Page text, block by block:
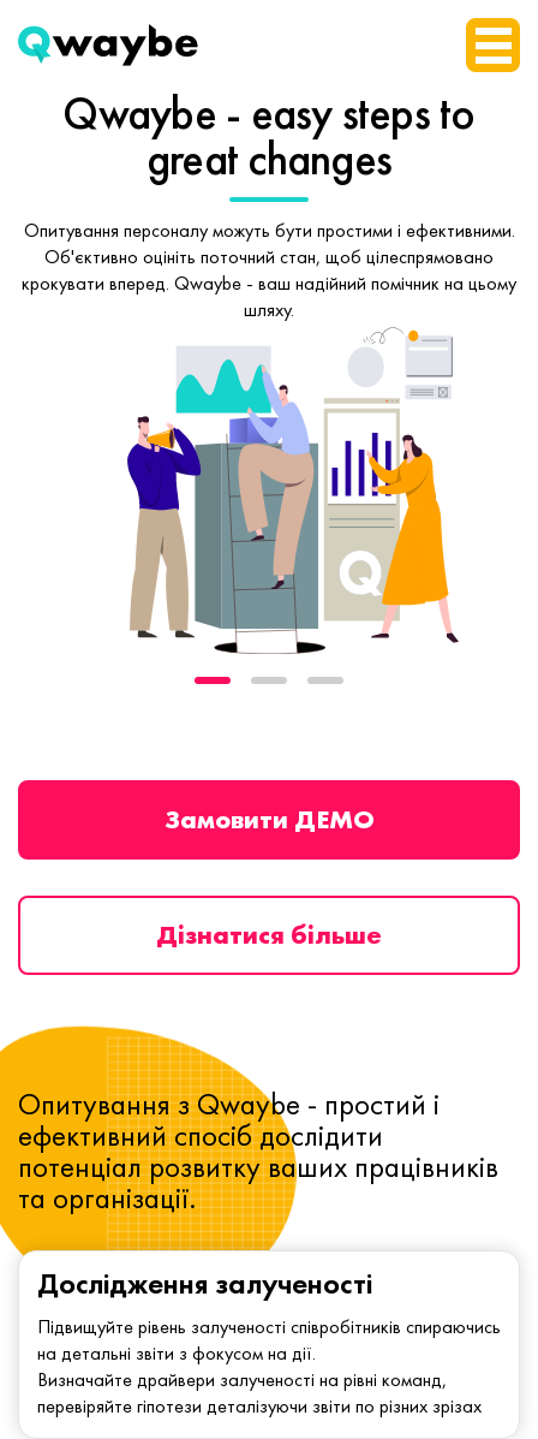
Qwaybe - easy stepsto
great changes
Опитування персоналу можуть бути простими і ефективними.
Об'єктивно оцініть поточний стан, щоб цілеспрямовано
крокувати вперед. Qwaybe - ваш надійний помічник на цьому
шляху.
Замовити ДЕМО
Дізнатися більше
Дослідження залученості
Підвищуйте рівень залученості співробітників спираючись
на детальні звіти з фокусом на дії.
Визначайте драйвери залученості на рівні команд,
перевіряйте гіпотези деталізуючи звіти по різних зрізах
Опитування з Qwaybe - простий і
ефективний спосіб дослідити
потенціал розвитку ваших працівників
та організації.